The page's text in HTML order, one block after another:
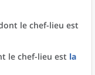
le chef-lieu est
le chef-lieu est la